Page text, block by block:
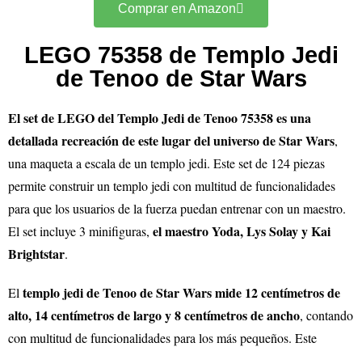
Comprar en Amazon
LEGO 75358 de Templo Jedi
de Tenoo de Star Wars
El set de LEGO del Templo Jedi de Tenoo 75358 es una
detallada recreación de este lugar del universo de Star Wars,
una maqueta a escala de un templo jedi. Este set de 124 piezas
permite construir un templo jedi con multitud de funcionalidades
para que los usuarios de la fuerza puedan entrenar con un maestro.
El set incluye 3 minifiguras, el maestro Yoda, Lys Solay y Kai
Brightstar.
El templo jedi de Tenoo de Star Warsmide 12 centímetros de
alto, 14 centímetros de largo y 8 centímetros de ancho, contando
con multitud de funcionalidades para los más pequeños. Este